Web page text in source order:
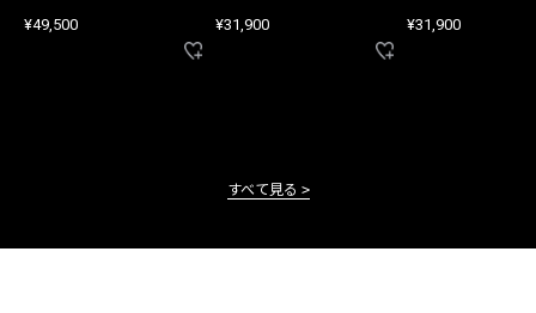
¥49,500 ¥31,900 ¥31,900
すべて見る